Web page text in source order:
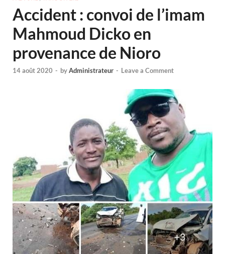
Accident : convoi de l’imam
Mahmoud Dicko en
provenance de Nioro
14 août 2020 - byAdministrateur - Leave a Comment